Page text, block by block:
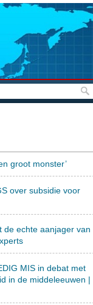
groot monster’
over subsidie voor
de echte aanjager van
MIS in debat met
in de middeleeuwen |